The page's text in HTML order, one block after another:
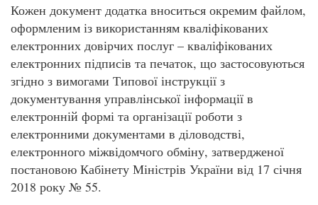
Кожен документ додатка вноситься окремим файлом,
оформленим із використанням кваліфікованих
електронних довірчих послуг – кваліфікованих
електронних підписів та печаток, що застосовуються
згідно з вимогами Типової інструкції з
документування управлінської інформації в
електронній формі та організації роботи з
електронними документами в діловодстві,
електронного міжвідомчого обміну, затвердженої
постановою Кабінету Міністрів України від 17 січня
2018 року № 55.